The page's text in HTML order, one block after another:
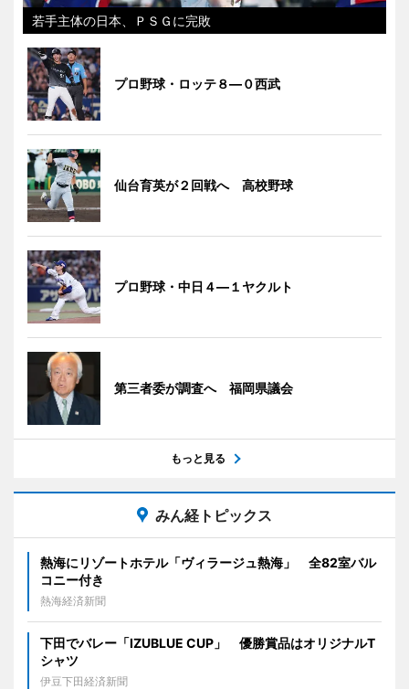
若手主体の日本、ＰＳＧに完敗
プロ野球・ロッテ８―０西武
仙台育英が２回戦へ 高校野球
プロ野球・中日４―１ヤクルト
第三者委が調査へ 福岡県議会
もっと見る
みん経トピックス
熱海にリゾートホテル「ヴィラージュ熱海」 全82室バル
コニー付き
熱海経済新聞
下田でバレー「IZUBLUE CUP」 優勝賞品はオリジナルT
シャツ
伊豆下田経済新聞